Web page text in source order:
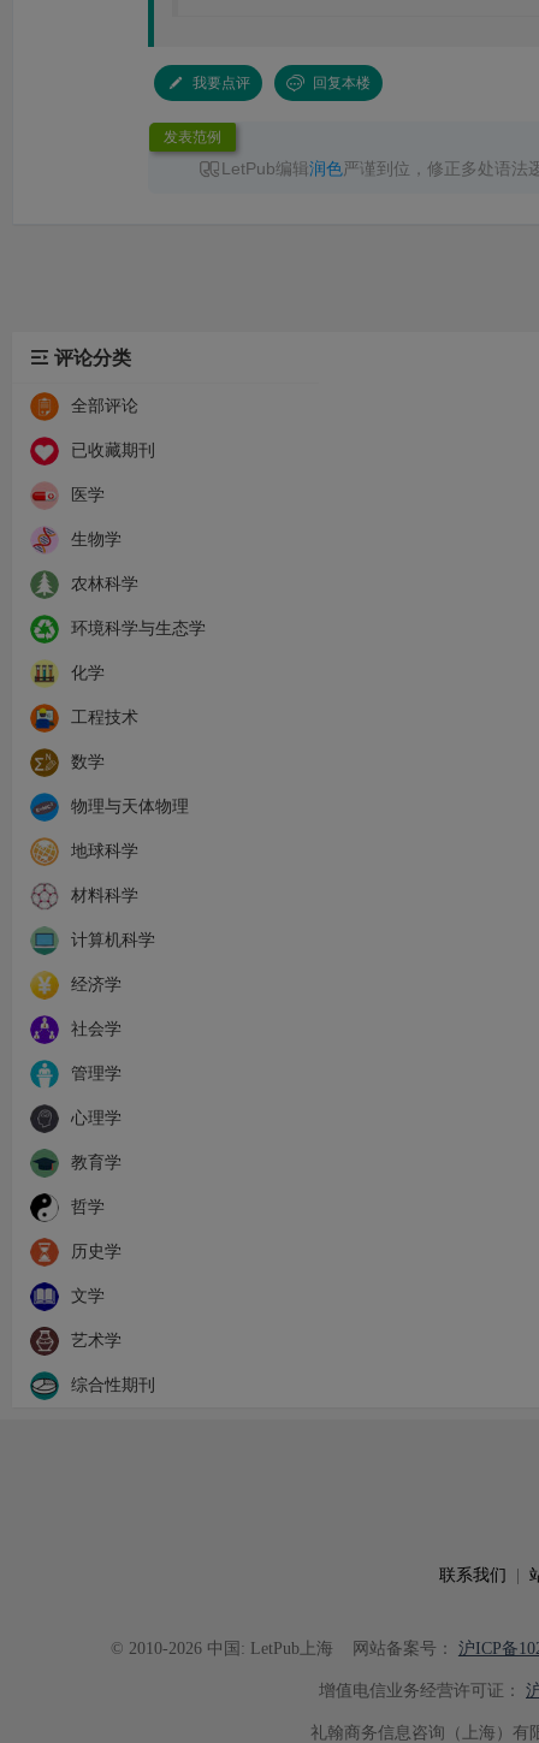
我要点评 回复本楼
发表范例
LetPub编辑润色严谨到位，修正多处语法
评论分类
全部评论
已收藏期刊
医学
生物学
农林科学
环境科学与生态学
化学
工程技术
数学
物理与天体物理
地球科学
材料科学
计算机科学
经济学
社会学
管理学
心理学
教育学
哲学
历史学
文学
艺术学
综合性期刊
联系我们 |
© 2010-2026 中国: LetPub上海 网站备案号： 沪ICP备
增值电信业务经营许可证：
礼翰商务信息咨询（上海）